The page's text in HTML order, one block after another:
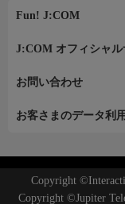
Fun! J:COM
J:COM オフィシャル
お問い合わせ
お客さまのデータ利
Copyright
Copyright ©Jupiter